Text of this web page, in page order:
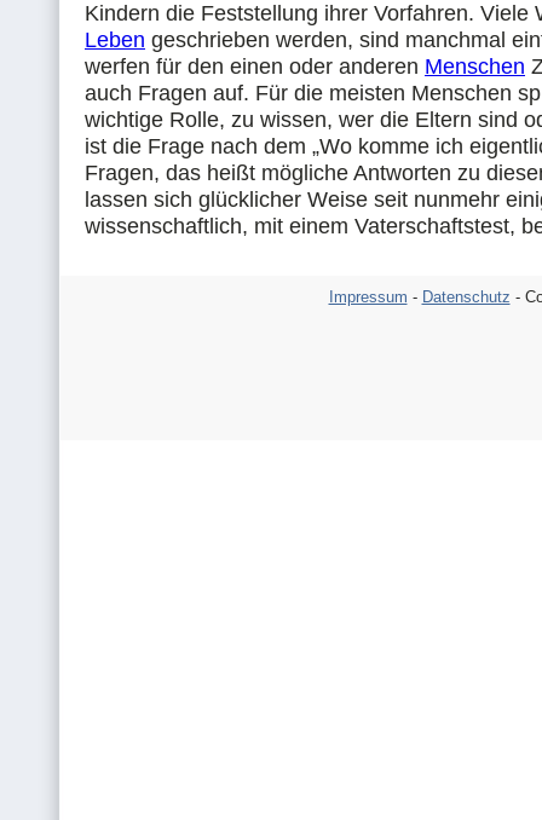
Kindern die Feststellung ihrer Vorfahren. Viele
Leben geschrieben werden, sind manchmal
werfen für den einen oder anderen Menschen
auch Fragen auf. Für die meisten Menschen
wichtige Rolle, zu wissen, wer die Eltern sind
ist die Frage nach dem „Wo komme ich
Fragen, das heißt mögliche Antworten zu
lassen sich glücklicher Weise seit nunmehr
wissenschaftlich, mit einem Vaterschaftstest,
Impressum - Datenschutz -